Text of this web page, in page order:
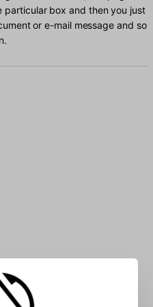
box and then you just
or e-mail message and so
into the box: